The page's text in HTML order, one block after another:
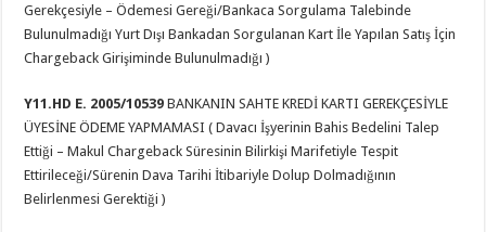
Gerekçesiyle – Ödemesi Gereği/Bankaca Sorgulama Talebinde
Bulunulmadığı Yurt Dışı Bankadan Sorgulanan Kart İle Yapılan Satış İçin
Chargeback Girişiminde Bulunulmadığı )
Y11.HD E. 2005/10539 BANKANIN SAHTE KREDİ KARTI GEREKÇESİYLE
ÜYESİNE ÖDEME YAPMAMASI ( Davacı İşyerinin Bahis Bedelini Talep
Ettiği – Makul Chargeback Süresinin Bilirkişi Marifetiyle Tespit
Ettirileceği/Sürenin Dava Tarihi İtibariyle Dolup Dolmadığının
Belirlenmesi Gerektiği )